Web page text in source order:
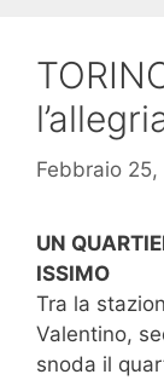
Febbraio 25,
UN
ISSIMO
Tra la
Valentino,
snoda il